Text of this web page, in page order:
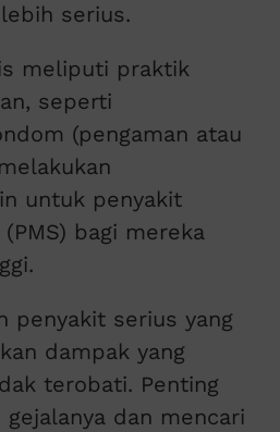
serius.
meliputi praktik
seperti
(pengaman atau
untuk penyakit
bagi mereka
penyakit serius yang
dampak yang
terobati. Penting
dan mencari